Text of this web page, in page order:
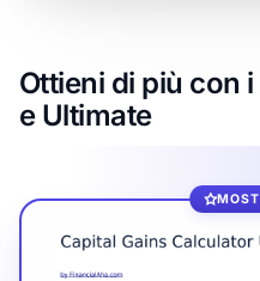
Ottieni di più con
e Ultimate